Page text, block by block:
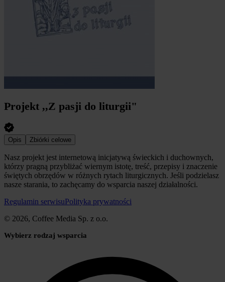
Projekt ,,Z pasji do liturgii"
Opis Zbiórki celowe
Nasz projekt jest internetową inicjatywą świeckich i duchownych,
którzy pragną przybliżać wiernym istotę, treść, przepisy i znaczenie
świętych obrzędów w różnych rytach liturgicznych. Jeśli podzielasz
nasze starania, to zachęcamy do wsparcia naszej działalności.
Regulamin serwisuPolityka prywatności
© 2026, Coffee Media Sp. z o.o.
Wybierz rodzaj wsparcia